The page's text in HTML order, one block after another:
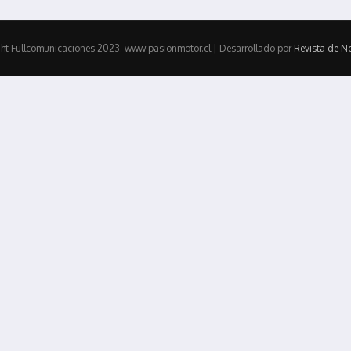
Fullcomunicaciones 2023. www.pasionmotor.cl | Desarrollado por Revista de